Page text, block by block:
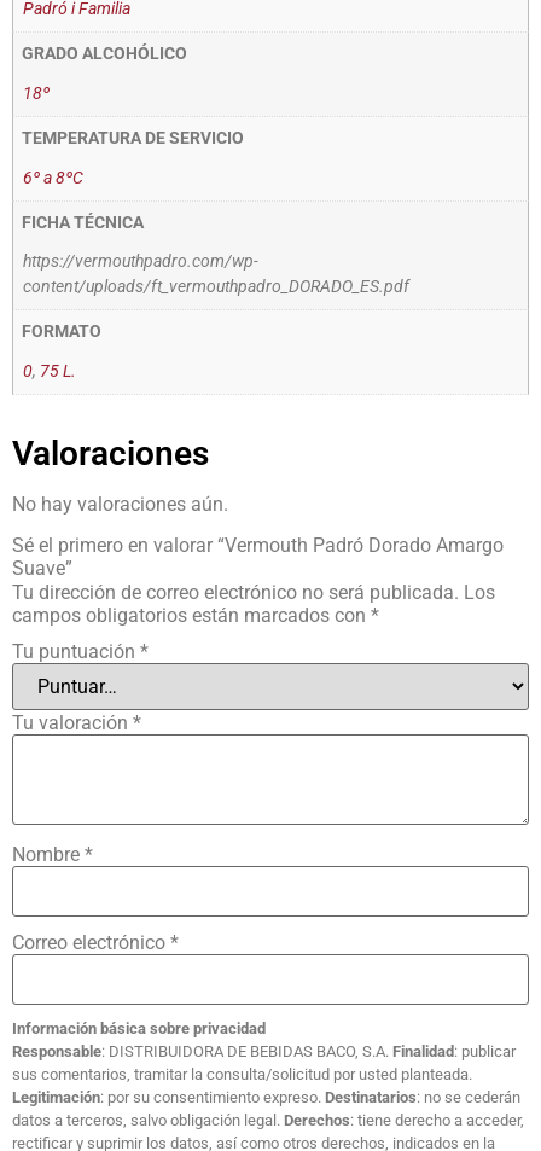
Padró i Familia
GRADO ALCOHÓLICO
18º
TEMPERATURA DE SERVICIO
6º a 8ºC
FICHA TÉCNICA
https://vermouthpadro.com/wp-
content/uploads/ft_vermouthpadro_DORADO_ES.pdf
FORMATO
0, 75 L.
Valoraciones
No hay valoraciones aún.
Sé el primero en valorar “Vermouth Padró Dorado Amargo
Suave”
Tu dirección de correo electrónico no será publicada. Los
campos obligatorios están marcados con *
Tu puntuación *
Tu valoración *
Nombre *
Correo electrónico *
Información básica sobre privacidad
Responsable: DISTRIBUIDORA DE BEBIDAS BACO, S.A. Finalidad: publicar
sus comentarios, tramitar la consulta/solicitud por usted planteada.
Legitimación: por su consentimiento expreso. Destinatarios: no se cederán
datos a terceros, salvo obligación legal. Derechos: tiene derecho a acceder,
rectificar y suprimir los datos, así como otros derechos, indicados en la